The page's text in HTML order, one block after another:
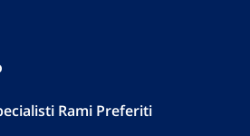
Rami Preferiti